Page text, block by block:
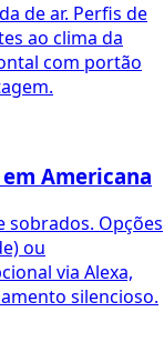
de ar. Perfis de
ao clima da
com portão
em Americana
sobrados. Opções
ou
via Alexa,
silencioso.